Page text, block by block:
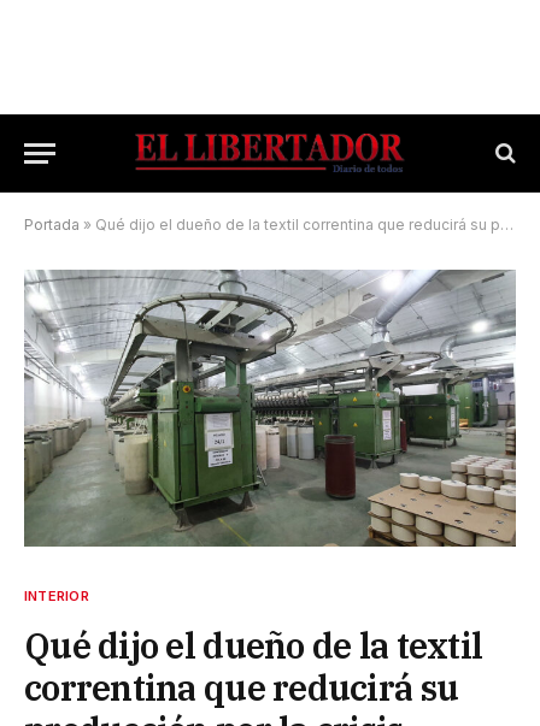
Portada » Qué dijo el dueño de la textil correntina que reducirá su producción por la crisis
INTERIOR
Qué dijo el dueño de la textil
correntina que reducirá su